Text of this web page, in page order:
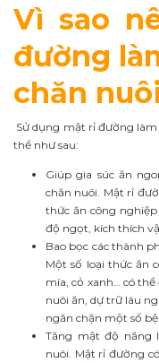
Vì sao
đường
chăn
Sử dụng mật rỉ đường
thể như sau:
Giúp gia súc ăn
chăn nuôi. Mật rỉ
thức ăn công
độ ngọt, kích thích
Bao bọc các thành
Một số loại thức ăn
mía, cỏ xanh… có
nuôi ăn, dự trữ lâu
ngăn chặn một số
Tăng mật độ năng
nuôi. Mật rỉ đường